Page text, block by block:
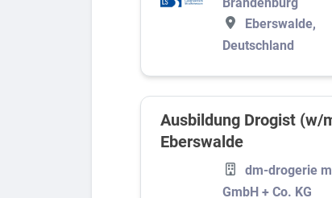
Gesundheit, Pflege und Medizin
Logistik und Verkehr
Bauwesen und Immobilien
Lebensmittel
Eberswalde,
Deutschland
Ausbildung Drogist (w/
Eberswalde
dm-drogerie
GmbH + Co. KG